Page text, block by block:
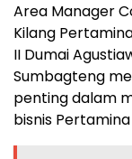
Area Manager
Kilang
II Dumai
Sumbagteng
penting dalam
bisnis